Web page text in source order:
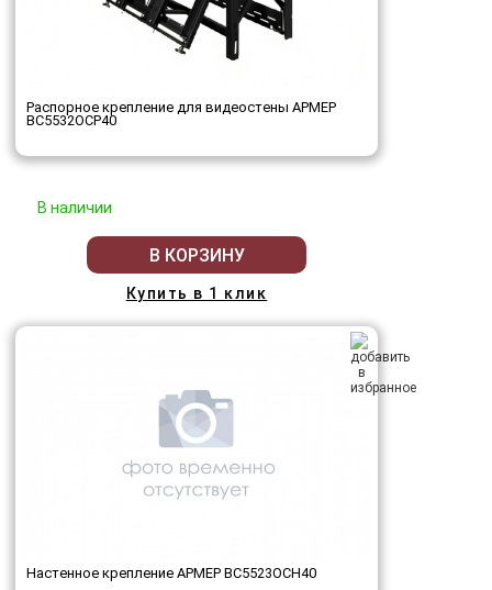
Распорное крепление для видеостены АРМЕР
ВС5532ОСР40
В наличии
В КОРЗИНУ
Купить в 1 клик
Настенное крепление АРМЕР ВС5523ОСН40